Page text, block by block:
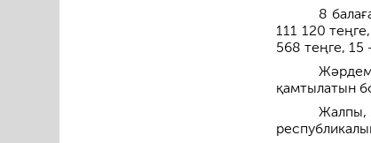
8
111 120
568 теңге, 15
қамтылатын
Жалпы,